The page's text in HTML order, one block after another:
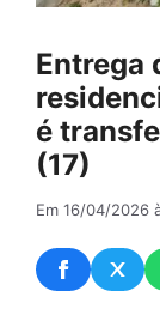
Entrega
é
(17)
Em 16/04/2026